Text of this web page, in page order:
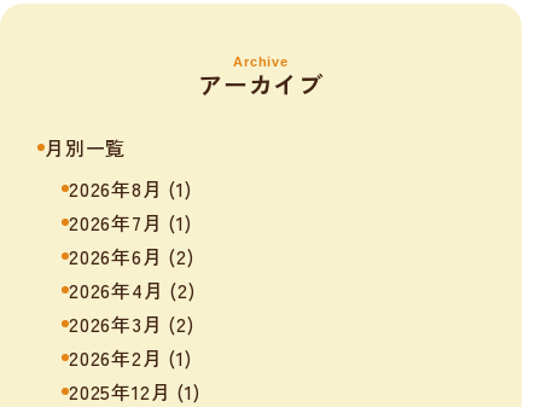
Archive
アーカイブ
月別一覧
2026年8月 (1)
2026年7月 (1)
2026年6月 (2)
2026年4月 (2)
2026年3月 (2)
2026年2月 (1)
2025年12月 (1)